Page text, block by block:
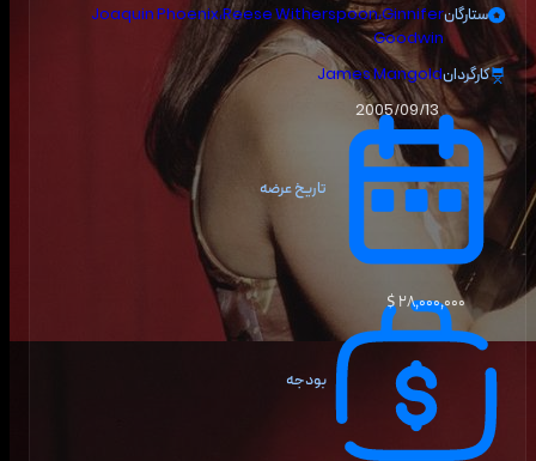
ستارگان Joaquin Phoenix،Reese Witherspoon،Ginnifer
Goodwin
کارگردانJames Mangold
تاریخ عرضه
2005/09/13
بودجه
۲۸٬۰۰۰٬۰۰۰ $